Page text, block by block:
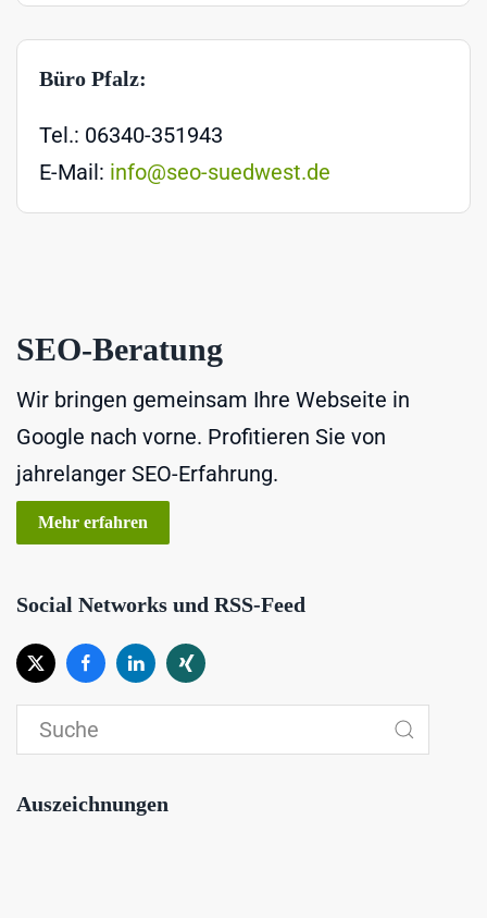
Büro Pfalz:
Tel.: 06340-351943
E-Mail: info@seo-suedwest.de
SEO-Beratung
Wir bringen gemeinsam Ihre Webseite in
Google nach vorne. Profitieren Sie von
jahrelanger SEO-Erfahrung.
Mehr erfahren
Social Networks und RSS-Feed
Auszeichnungen